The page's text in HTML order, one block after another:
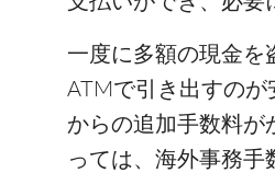
一度に多額の現金
ATMで引き出すの
からの追加手数料が
っては、海外事務